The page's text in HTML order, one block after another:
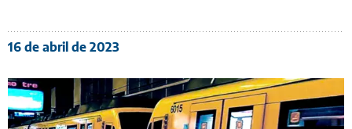
16 de abril de 2023